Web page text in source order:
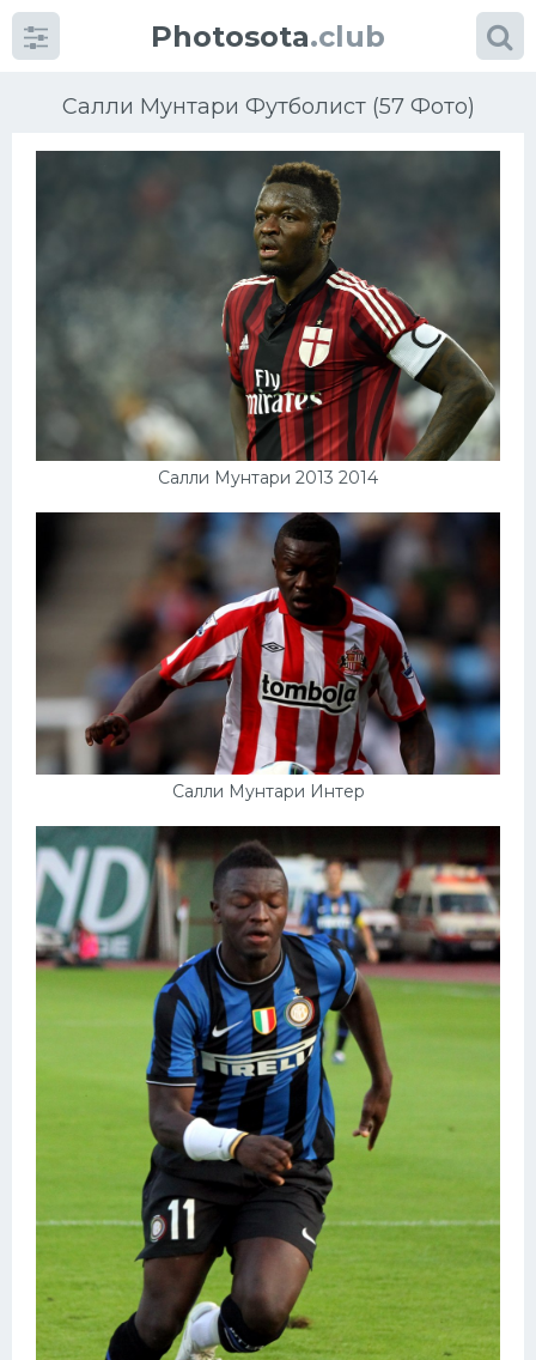
Photosota.club
Салли Мунтари Футболист (57 Фото)
Салли Мунтари 2013 2014
Салли Мунтари Интер
Категории Фото
Еще картинки...
Баскетбол
Конькобежный спорт
Тренажеры
Интерьер квартиры